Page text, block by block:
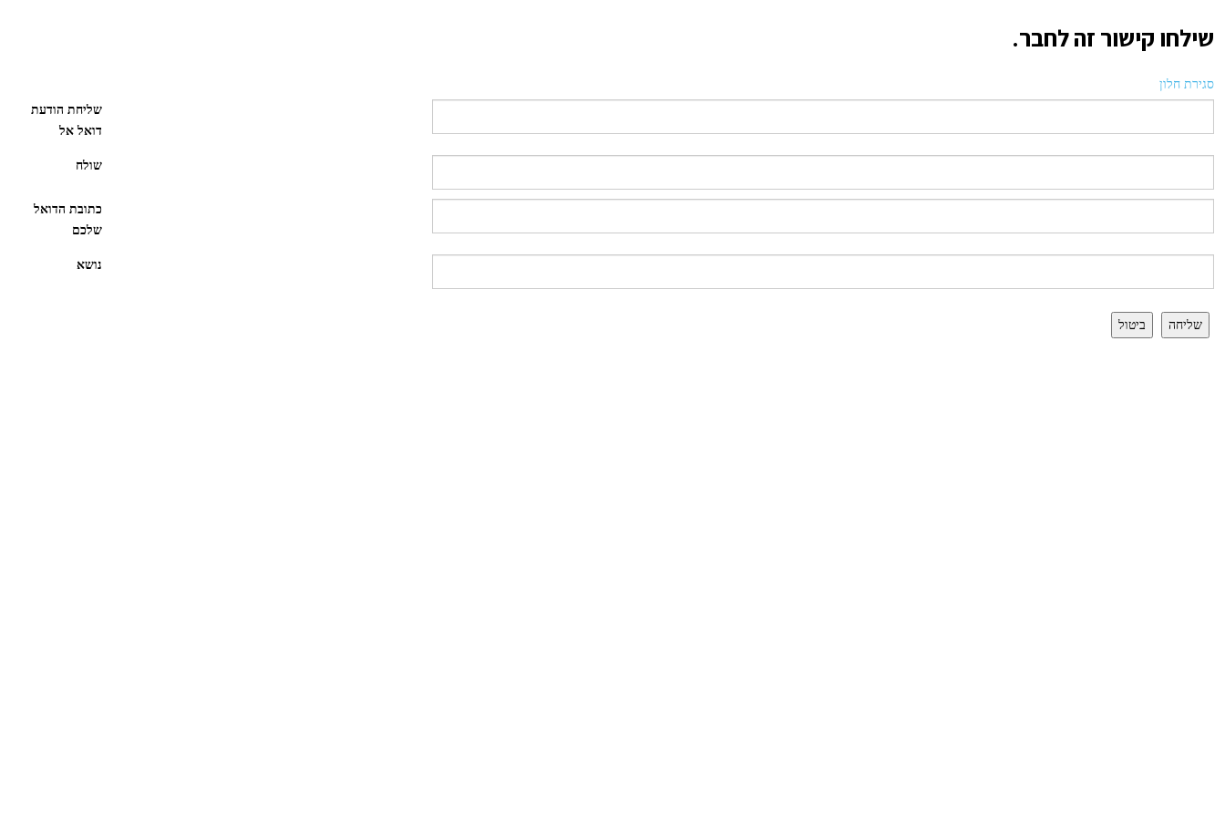
שילחו קישור זה לחבר.
סגירת חלון
שליחת הודעת
דואל אל
שולח
כתובת הדואל
שלכם
נושא
שליחה ביטול